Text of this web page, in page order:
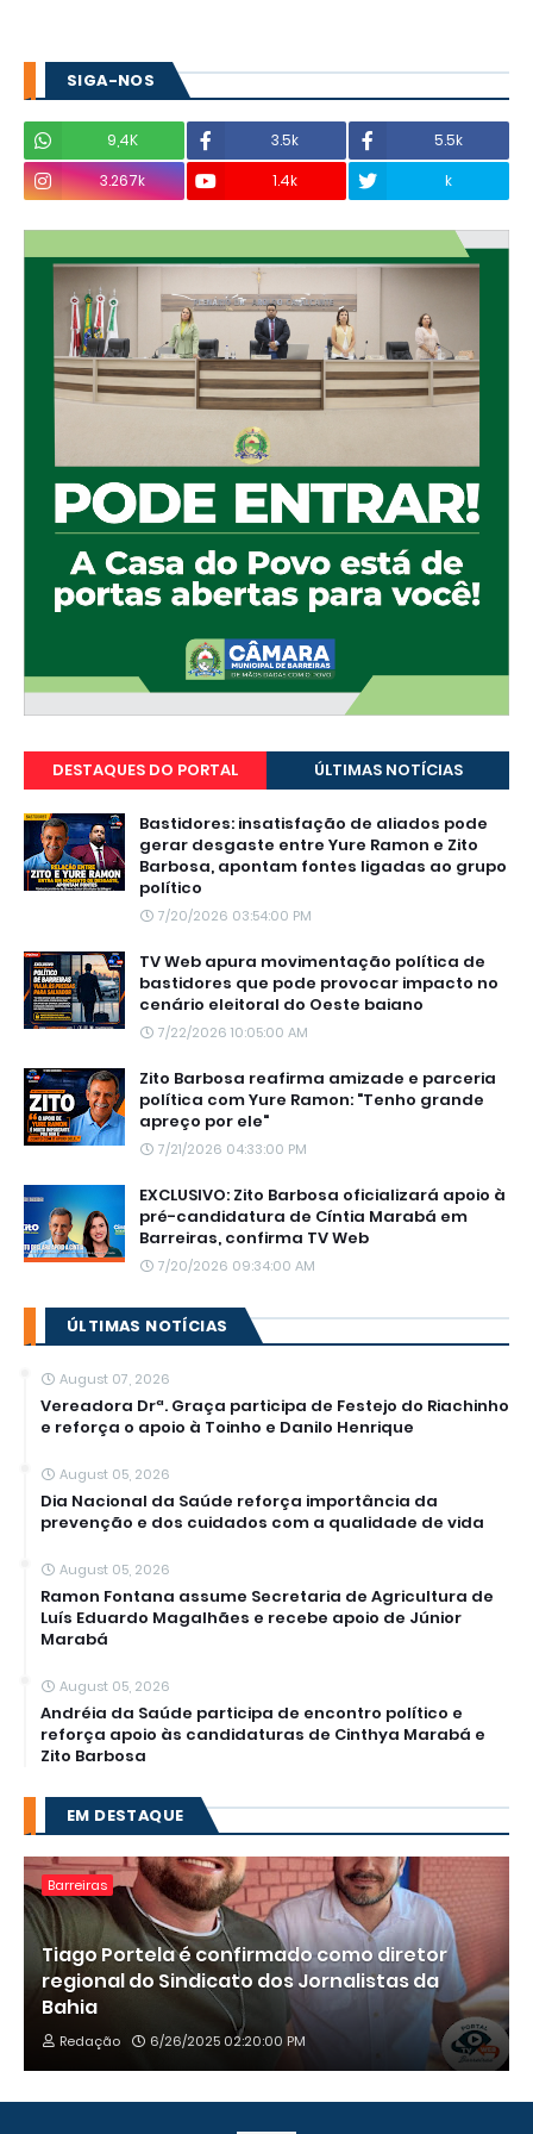
SIGA-NOS
9,4K 3.5k
5.5k
3.267k
1.4k k
DESTAQUES DO PORTAL ÚLTIMAS NOTÍCIAS
Bastidores: insatisfação de aliados pode
gerar desgaste entre Yure Ramon e Zito
Barbosa, apontam fontes ligadas ao grupo
político
7/20/2026 03:54:00 PM
TV Web apura movimentação política de
bastidores que pode provocar impacto no
cenário eleitoral do Oeste baiano
7/22/2026 10:05:00 AM
Zito Barbosa reafirma amizade e parceria
política com Yure Ramon: "Tenho grande
apreço por ele"
7/21/2026 04:33:00 PM
EXCLUSIVO: Zito Barbosa oficializará apoio à
pré-candidatura de Cíntia Marabá em
Barreiras, confirma TV Web
7/20/2026 09:34:00 AM
ÚLTIMAS NOTÍCIAS
August 07, 2026
Vereadora Drª. Graça participa de Festejo do Riachinho
e reforça o apoio à Toinho e Danilo Henrique
August 05, 2026
Dia Nacional da Saúde reforça importância da
prevenção e dos cuidados com a qualidade de vida
August 05, 2026
Ramon Fontana assume Secretaria de Agricultura de
Luís Eduardo Magalhães e recebe apoio de Júnior
Marabá
August 05, 2026
Andréia da Saúde participa de encontro político e
reforça apoio às candidaturas de Cinthya Marabá e
Zito Barbosa
EM DESTAQUE
Barreiras
Tiago Portela é confirmado como diretor
regional do Sindicato dos Jornalistas da
Bahia
Redação 6/26/2025 02:20:00 PM